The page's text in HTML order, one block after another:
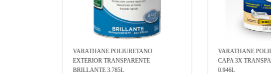
VARATHANE POLIURETANO
EXTERIOR TRANSPARENTE
BRILLANTE 3.785L
VARATHANE
CAPA 3X
0.946L